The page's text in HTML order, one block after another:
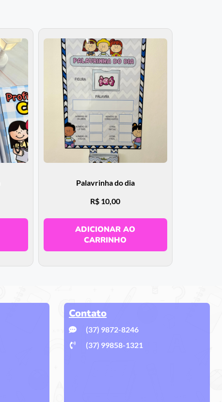
Palavrinha do dia
R$ 10,00
ADICIONAR AO
CARRINHO
Contato
(37) 9872-8246
(37) 99858-1321